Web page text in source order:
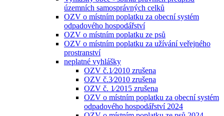
územních samosprávných celků
OZV o místním poplatku za obecní systém
odpadového hospodářství
OZV o místním poplatku ze psů
OZV o místním poplatku za užívání veřejného
prostranství
neplatné vyhlášky
OZV č.1⁄2010 zrušena
OZV č.3⁄2010 zrušena
OZV č. 1⁄2015 zrušena
OZV o místním poplatku za obecní systém
odpadového hospodářství 2024